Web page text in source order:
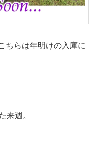
らは年明けの入庫に
来週。